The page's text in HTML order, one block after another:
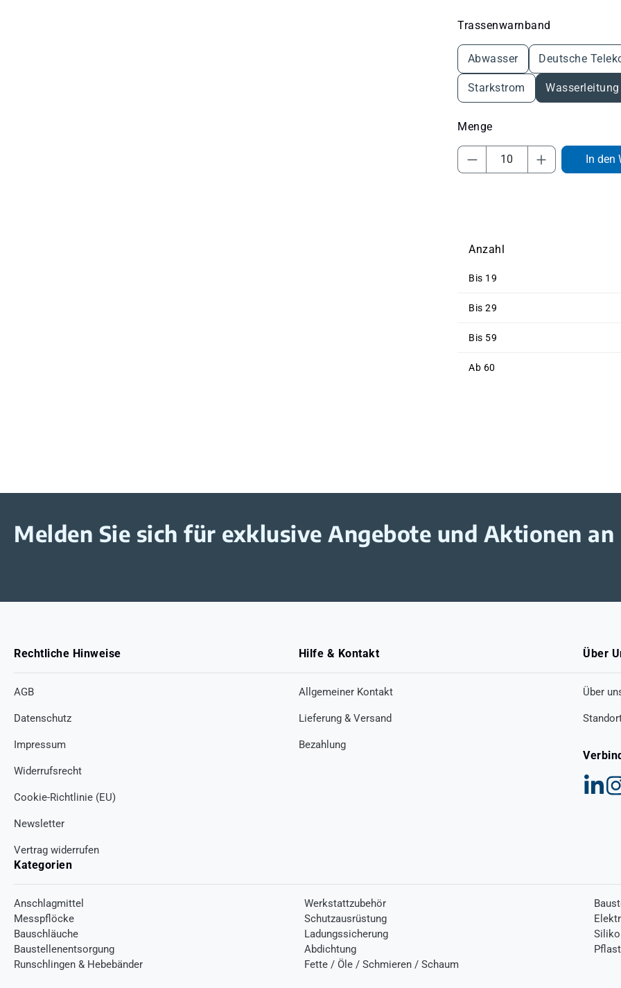
Trassenwarnband
Abwasser Deutsche
Starkstrom Wasserleitung
Produkt Anzahl: Gib
In den
Anzahl
Bis 19
Bis 29
Bis 59
Ab 60
Melden Sie sich für exklusive Angebote und Aktionen an
Rechtliche Hinweise
AGB
Datenschutz
Impressum
Widerrufsrecht
Cookie-Richtlinie (EU)
Newsletter
Vertrag widerrufen
Hilfe & Kontakt
Allgemeiner Kontakt
Lieferung & Versand
Bezahlung
Kategorien
Anschlagmittel Werkstattzubehör
Messpflöcke
Schutzausrüstung
Bauschläuche
Ladungssicherung
Baustellenentsorgung
Abdichtung
Runschlingen & Hebebänder
Fette / Öle / Schmieren / Schaum
Über
Über